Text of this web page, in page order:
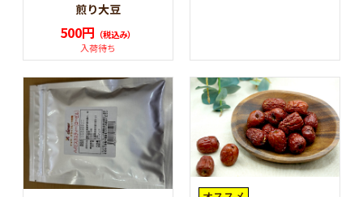
煎り大豆
500円 （税込み）
入荷待ち